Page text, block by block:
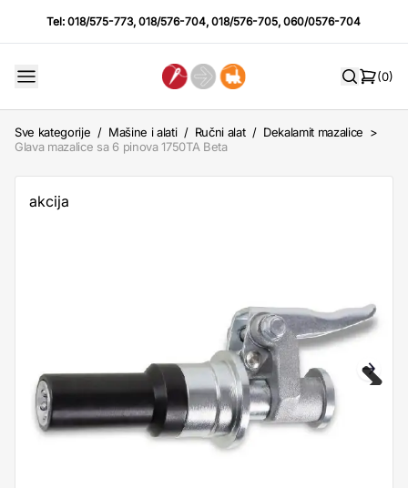
Tel:018/575-773,018/576-704,018/576-705,060/0576-704
(0)
Sve kategorije / Mašine i alati / Ručni alat / Dekalamit mazalice >
Glava mazalice sa 6 pinova 1750TA Beta
akcija